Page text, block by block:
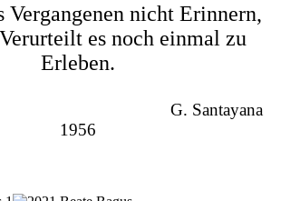
Vergangenen nicht Erinnern,
es noch einmal zu
Erleben.
1956